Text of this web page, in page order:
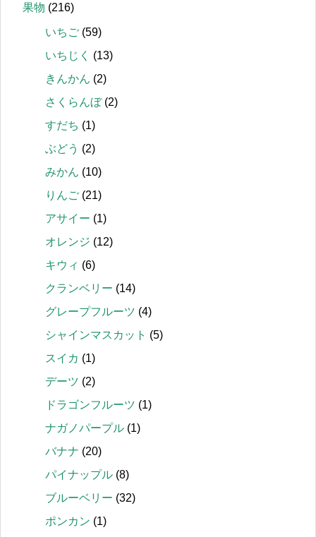
果物 (216)
いちご (59)
いちじく
(13)
きんかん (2)
さくらんぼ(2)
すだち (1)
ぶどう (2)
みかん (10)
りんご (21)
アサイー (1)
オレンジ (12)
キウィ (6)
クランベリー (14)
グレープフルーツ (4)
シャインマスカット (5)
スイカ (1)
デーツ (2)
ドラゴンフルーツ (1)
ナガノパープル (1)
バナナ (20)
パイナップル (8)
ブルーベリー (32)
ポンカン (1)